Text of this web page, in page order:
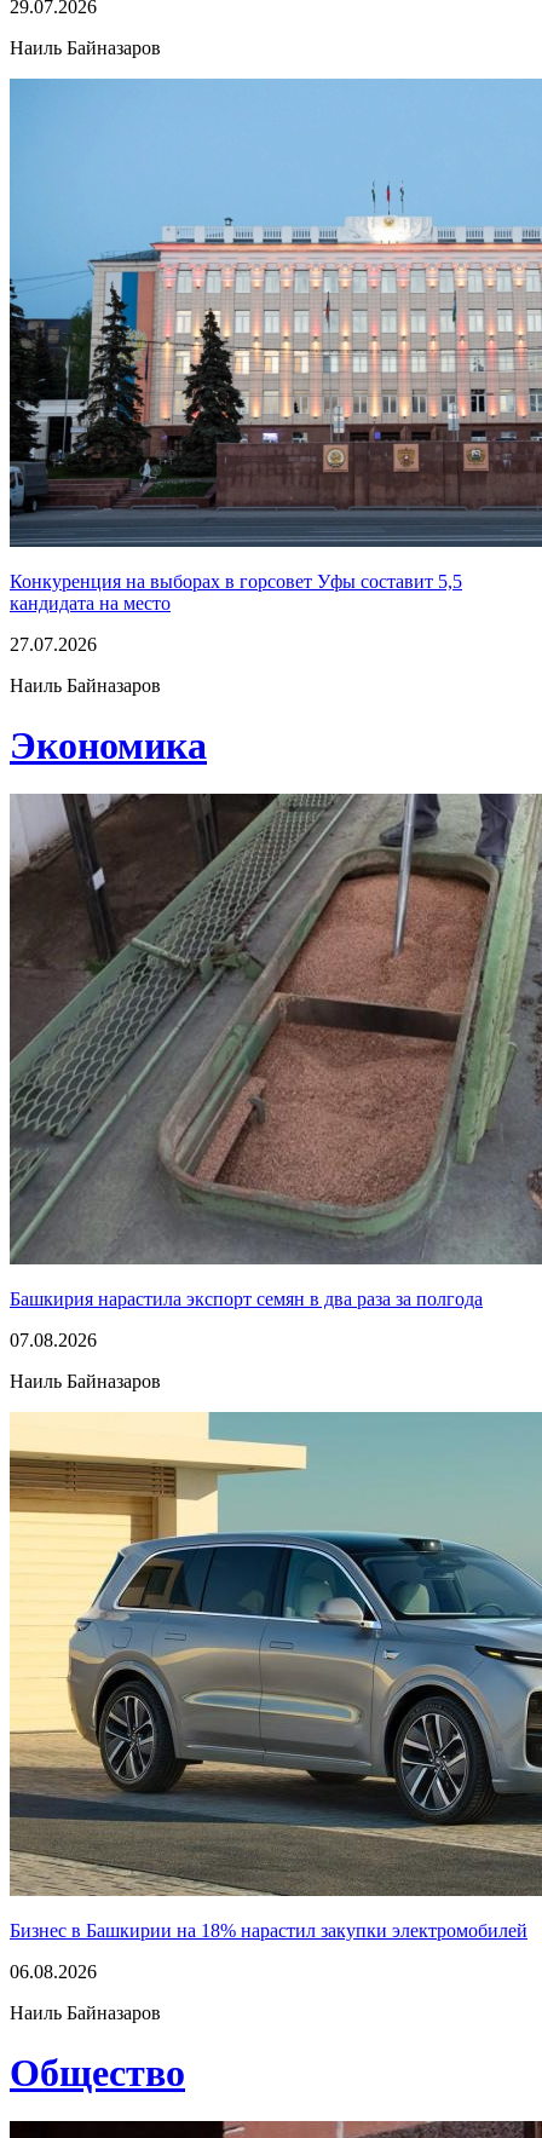
29.07.2026
Наиль Байназаров
Конкуренция на выборах в горсовет Уфы составит 5,5
кандидата на место
27.07.2026
Наиль Байназаров
Экономика
Башкирия нарастила экспорт семян в два раза за полгода
07.08.2026
Наиль Байназаров
Бизнес в Башкирии на 18% нарастил закупки электромобилей
06.08.2026
Наиль Байназаров
Общество